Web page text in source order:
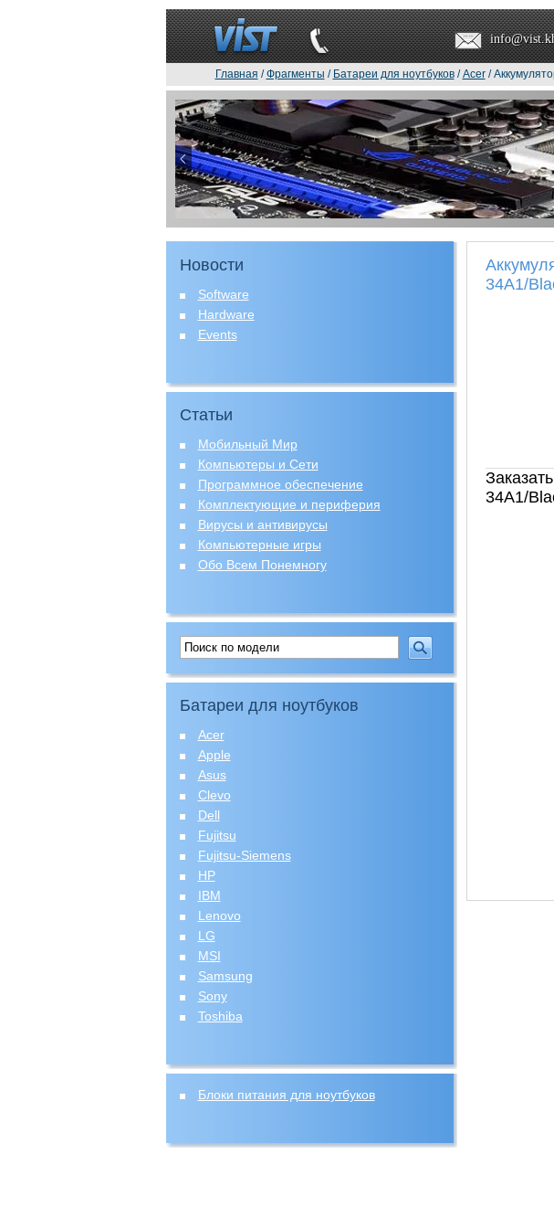
Главная /Фрагменты / Батареи для ноутбуков/Acer/
Новости
Software
Hardware
Events
Статьи
Мобильный Мир
Компьютеры и Сети
Программное обеспечение
Комплектующие и периферия
Вирусы и антивирусы
Компьютерные игры
Обо Всем Понемногу
Батареи для ноутбуков
Acer
Apple
Asus
Clevo
Dell
Fujitsu
Fujitsu-Siemens
HP
IBM
Lenovo
LG
MSI
Samsung
Sony
Toshiba
Блоки питания для ноутбуков
34A1/
34A1/